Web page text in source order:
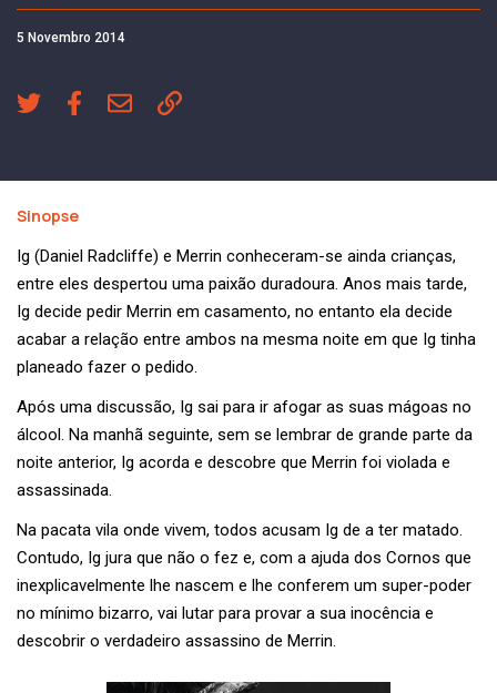
5 Novembro 2014
Sinopse
Ig (Daniel Radcliffe) e Merrin conheceram-se ainda crianças,
entre eles despertou uma paixão duradoura. Anos mais tarde,
Ig decide pedir Merrin em casamento, no entanto ela decide
acabar a relação entre ambos na mesma noite em que Ig tinha
planeado fazer o pedido.
Após uma discussão, Ig sai para ir afogar as suas mágoas no
álcool. Na manhã seguinte, sem se lembrar de grande parte da
noite anterior, Ig acorda e descobre que Merrin foi violada e
assassinada.
Na pacata vila onde vivem, todos acusam Ig de a ter matado.
Contudo, Ig jura que não o fez e, com a ajuda dos Cornos que
inexplicavelmente lhe nascem e lhe conferem um super-poder
no mínimo bizarro, vai lutar para provar a sua inocência e
descobrir o verdadeiro assassino de Merrin.